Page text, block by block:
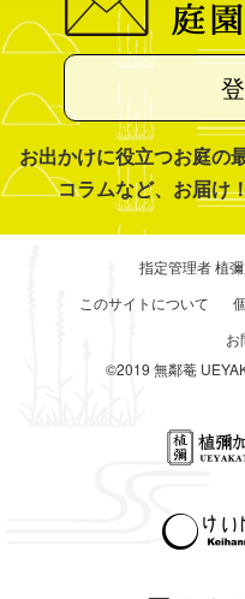
お出かけに役立つお庭の
コラムなど、お届け
指定管理者 植
このサイトについて
お
©2019 無鄰菴